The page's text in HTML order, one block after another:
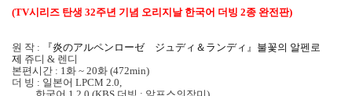
(TV시리즈 탄생 32주년 기념 오리지날 한국어 더빙 2종 완전판)
원 작 : 『炎のアルペンロ ーゼ ジュディ＆ランディ』불꽃의 알펜로
제 쥬디 & 렌디
본편시간 : 1화 ~ 20화 (472min)
더 빙 : 일본어 LPCM 2.0,